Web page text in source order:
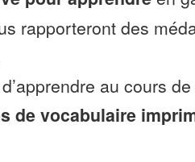
rapporteront des
au cours
de vocabulaire